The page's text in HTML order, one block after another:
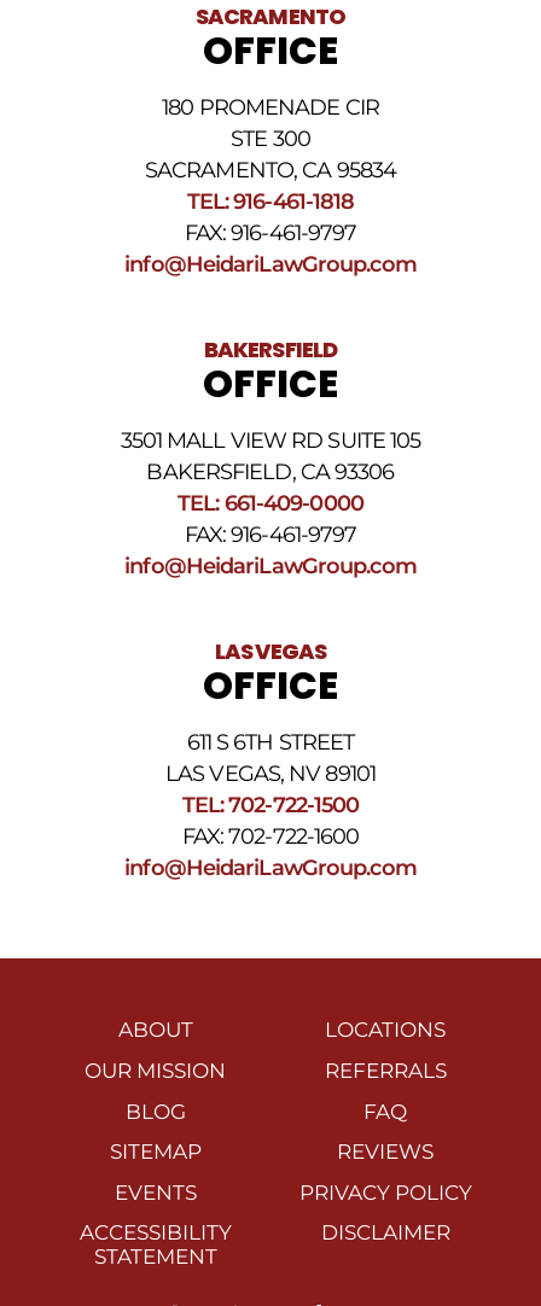
SACRAMENTO
OFFICE
180 PROMENADE CIR
STE 300
SACRAMENTO, CA 95834
TEL: 916-461-1818
FAX: 916-461-9797
info@HeidariLawGroup.com
BAKERSFIELD
OFFICE
3501 MALL VIEW RD SUITE 105
BAKERSFIELD, CA 93306
TEL: 661-409-0000
FAX: 916-461-9797
info@HeidariLawGroup.com
LAS VEGAS
OFFICE
611 S 6TH STREET
LAS VEGAS, NV 89101
TEL: 702-722-1500
FAX: 702-722-1600
info@HeidariLawGroup.com
ABOUT
LOCATIONS
OUR MISSION
REFERRALS
BLOG
FAQ
SITEMAP
REVIEWS
EVENTS
PRIVACY POLICY
ACCESSIBILITY
STATEMENT
DISCLAIMER